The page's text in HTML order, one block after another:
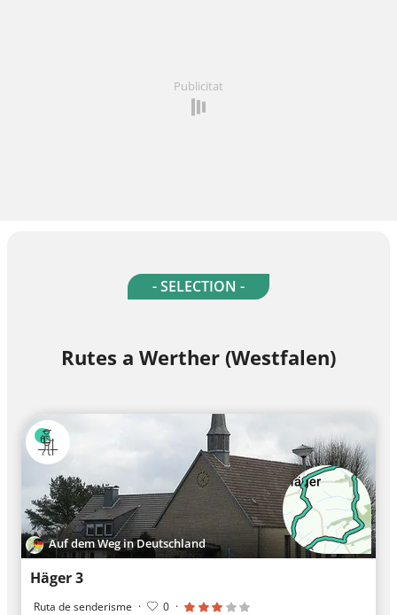
Publicitat
- SELECTION -
Rutes a Werther (Westfalen)
Auf dem Weg in Deutschland
Häger 3
Ruta de senderisme · 0 ·